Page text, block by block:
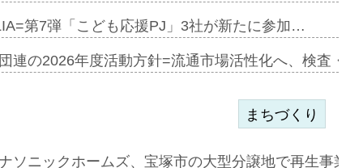
開始=三協…
第7弾「こども応援PJ」3社が新たに参加…
連の2026年度活動方針=流通市場活性化へ、検査・
ず=「物…
まちづくり
ソニックホームズ、宝塚市の大型分譲地で再生事業